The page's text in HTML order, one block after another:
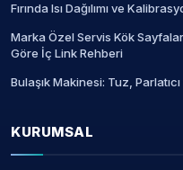
Fırında Isı Dağılımı ve
Marka Özel Servis Kök
Göre İç Link Rehberi
Bulaşık Makinesi: Tuz,
KURUMSAL